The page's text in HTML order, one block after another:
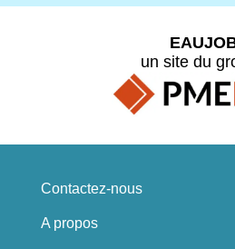
un site du
Contactez-nous
A propos